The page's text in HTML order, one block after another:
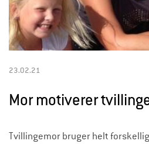
23.02.21
Mor motiverer
Tvillingemor bruger helt